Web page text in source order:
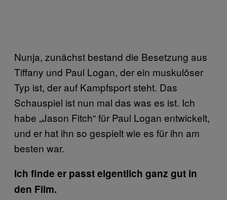
Nunja, zunächst bestand die Besetzung aus
Tiffany und Paul Logan, der ein muskulöser
Typ ist, der auf Kampfsport steht. Das
Schauspiel ist nun mal das was es ist. Ich
habe „Jason Fitch“ für Paul Logan entwickelt,
und er hat ihn so gespielt wie es für ihn am
besten war.
Ich finde er passt eigentlich ganz gut in
den Film.